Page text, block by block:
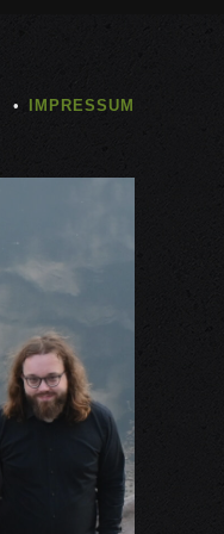
IMPRESSUM